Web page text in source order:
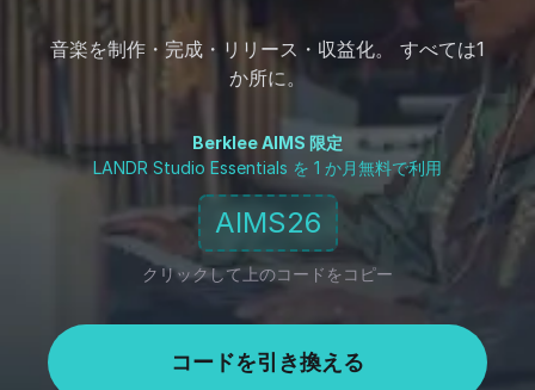
音楽を制作・完成・リリース・収益化。 すべては1
か所に。
Berklee AIMS 限定
LANDR Studio Essentials を 1 か月無料で利用
AIMS26
クリックして上のコードをコピー
コードを引き換える